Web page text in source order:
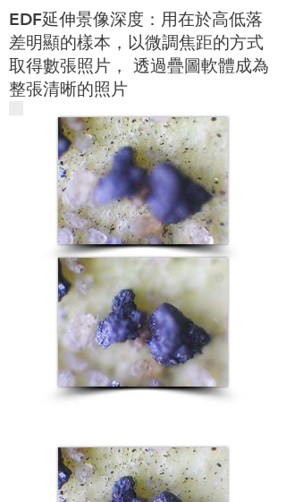
EDF延伸景像深度：用在於高低落
差明顯的樣本，以微調焦距的方式
取得數張照片， 透過疊圖軟體成為
整張清晰的照片